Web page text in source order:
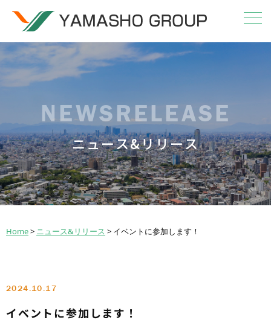
NEWSRELEASE
ニュース&リリース
Home> ニュース&リリース > イベントに参加します！
2024.10.17
イベントに参加します！